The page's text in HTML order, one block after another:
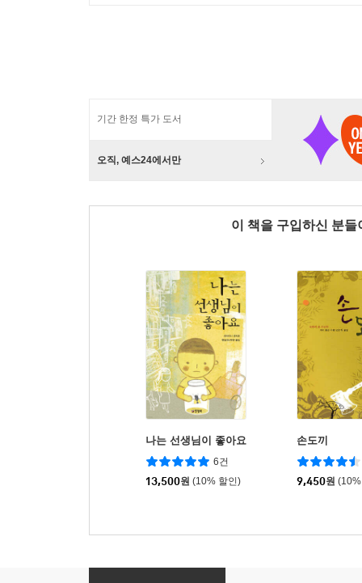
기간 한정 특가 도서
오직, 예스24에서만
이 책을 구입하신 분
나는 선생님이 좋아요
6건
13,500원 (10% 할인)
손도끼
9,450원